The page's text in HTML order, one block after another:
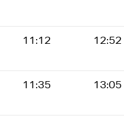
11:12 12:52
11:35 13:05